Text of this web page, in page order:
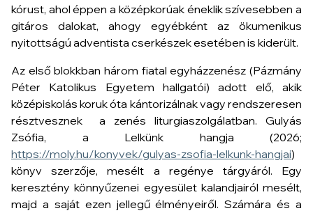
kórust, ahol éppen a középkorúak éneklik szívesebben a
gitáros dalokat, ahogy egyébként az ökumenikus
nyitottságú adventista cserkészek esetében is kiderült.
Az első blokkban három fiatal egyházzenész (Pázmány
Péter Katolikus Egyetem hallgatói) adott elő, akik
középiskolás koruk óta kántorizálnak vagy rendszeresen
résztvesznek a zenés liturgiaszolgálatban. Gulyás
Zsófia, a Lelkünk hangja (2026;
https://moly.hu/konyvek/gulyas-zsofia-lelkunk-hangjai)
könyv szerzője, mesélt a regénye tárgyáról. Egy
keresztény könnyűzenei egyesület kalandjairól mesélt,
majd a saját ezen jellegű élményeiről. Számára és a